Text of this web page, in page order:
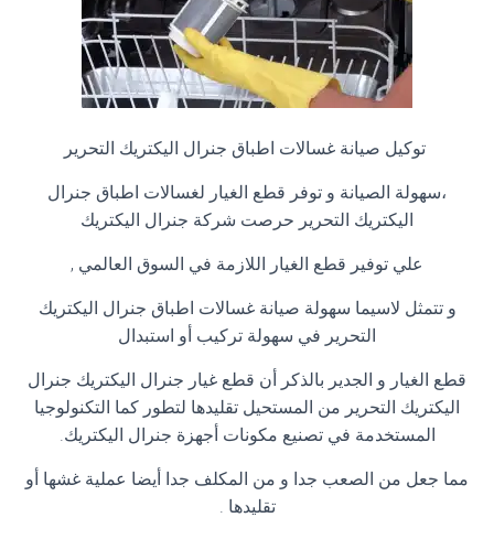
توكيل صيانة غسالات اطباق جنرال اليكتريك التحرير
،سهولة الصيانة و توفر قطع الغيار لغسالات اطباق جنرال
اليكتريك التحرير حرصت شركة جنرال اليكتريك
علي توفير قطع الغيار اللازمة في السوق العالمي ,
و تتمثل لاسيما سهولة صيانة غسالات اطباق جنرال اليكتريك
التحرير في سهولة تركيب أو استبدال
قطع الغيار و الجدير بالذكر أن قطع غيار جنرال اليكتريك جنرال
اليكتريك التحرير من المستحيل تقليدها لتطور كما التكنولوجيا
المستخدمة في تصنيع مكونات أجهزة جنرال اليكتريك.
مما جعل من الصعب جدا و من المكلف جدا أيضا عملية غشها أو
تقليدها .